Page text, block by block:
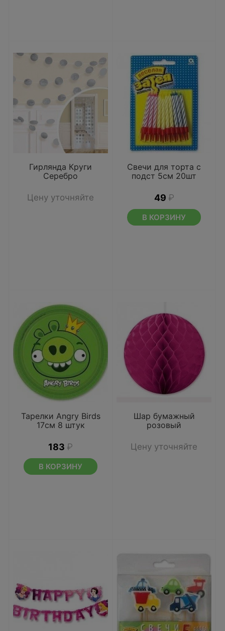
Гирлянда Круги
Серебро
Цену уточняйте
Свечи для торта с
подст 5см 20шт
49 ₽
В КОРЗИНУ
Тарелки Angry Birds
17см 8 штук
183 ₽
В КОРЗИНУ
Шар бумажный
розовый
Цену уточняйте